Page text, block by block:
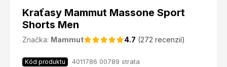
Kraťasy Mammut Massone Sport
Shorts Men
Značka: Mammut 4.7 (272 recenzií)
Kód produktu 4011786 00789 strata